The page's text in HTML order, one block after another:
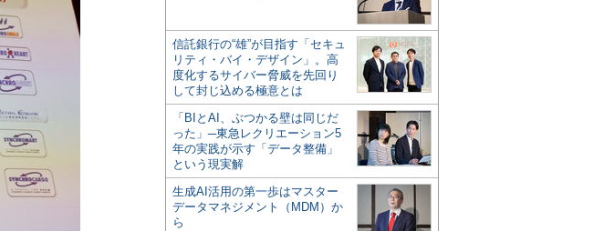
信託銀行の“雄”が目指す「セキュ
リティ・バイ・デザイン」。高
度化するサイバー脅威を先回り
して封じ込める極意とは
「BIとAI、ぶつかる壁は同じだ
った」─東急レクリエーション5
年の実践が示す「データ整備」
という現実解
生成AI活用の第一歩はマスター
データマネジメント（MDM）か
ら